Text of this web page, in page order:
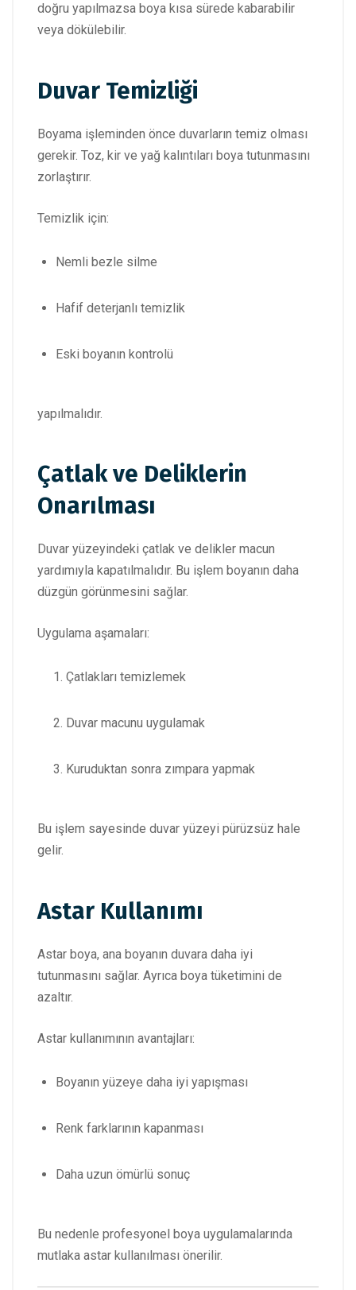
doğru yapılmazsa boya kısa sürede kabarabilir
veya dökülebilir.
Duvar Temizliği
Boyama işleminden önce duvarların temiz olması
gerekir. Toz, kir ve yağ kalıntıları boya tutunmasını
zorlaştırır.
Temizlik için:
Nemli bezle silme
Hafif deterjanlı temizlik
Eski boyanın kontrolü
yapılmalıdır.
Çatlak ve Deliklerin
Onarılması
Duvar yüzeyindeki çatlak ve delikler macun
yardımıyla kapatılmalıdır. Bu işlem boyanın daha
düzgün görünmesini sağlar.
Uygulama aşamaları:
Çatlakları temizlemek
Duvar macunu uygulamak
Kuruduktan sonra zımpara yapmak
Bu işlem sayesinde duvar yüzeyi pürüzsüz hale
gelir.
Astar Kullanımı
Astar boya, ana boyanın duvara daha iyi
tutunmasını sağlar. Ayrıca boya tüketimini de
azaltır.
Astar kullanımının avantajları:
Boyanın yüzeye daha iyi yapışması
Renk farklarının kapanması
Daha uzun ömürlü sonuç
Bu nedenle profesyonel boya uygulamalarında
mutlaka astar kullanılması önerilir.